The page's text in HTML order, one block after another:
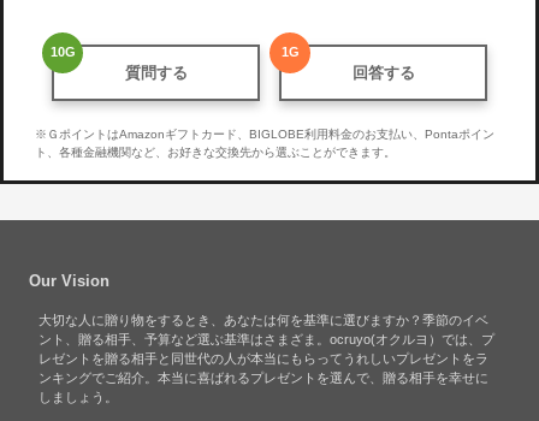
10G
質問する
1 G
回答する
※ＧポイントはAmazonギフトカード、BIGLOBE利用料金のお支払い、Pontaポイン
ト、各種金融機関など、お好きな交換先から選ぶことができます。
Our Vision
大切な人に贈り物をするとき、あなたは何を基準に選びますか？季節のイベ
ント、贈る相手、予算など選ぶ基準はさまざま。ocruyo(オクルヨ）では、プ
レゼントを贈る相手と同世代の人が本当にもらってうれしいプレゼントをラ
ンキングでご紹介。本当に喜ばれるプレゼントを選んで、贈る相手を幸せに
しましょう。